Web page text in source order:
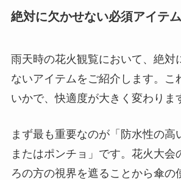
絶対に欠かせない必須アイテ
雨天時の花火観覧において、絶対
ないアイテムをご紹介します。こ
いかで、快適度が大きく変わりま
まず最も重要なのが「防水性の高
またはポンチョ」です。花火大会
ろの方の視界を遮ることから傘の